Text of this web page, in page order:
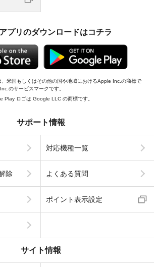
プリのダウンロードはコチラ
米国もしくはその他の国や地域におけるApple Inc.の商標で
のサービスマークです。
Play ロゴは Google LLC の商標です。
サポート情報
対応機種一覧
除 よくある質問
ポイント表示設定
サイト情報